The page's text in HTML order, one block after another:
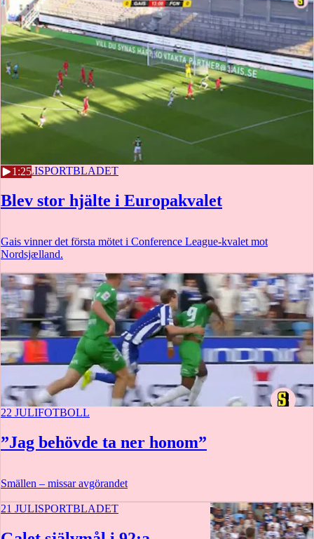
1:25
23 JULISPORTBLADET
Blev stor hjälte i Europakvalet
Gais vinner det första mötet i Conference League-kvalet mot
Nordsjælland.
22 JULIFOTBOLL
”Jag behövde ta ner honom”
Smällen – missar avgörandet
21 JULISPORTBLADET